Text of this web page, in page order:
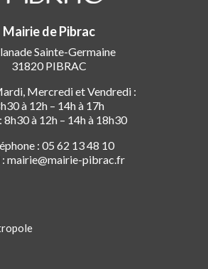
Mairie de Pibrac
Sainte-Germaine
31820 PIBRAC
Mercredi et Vendredi :
à 12h – 14h à 17h
8h30 à 12h – 14h à 18h30
: 05 62 13 48 10
: mairie@mairie-pibrac.fr